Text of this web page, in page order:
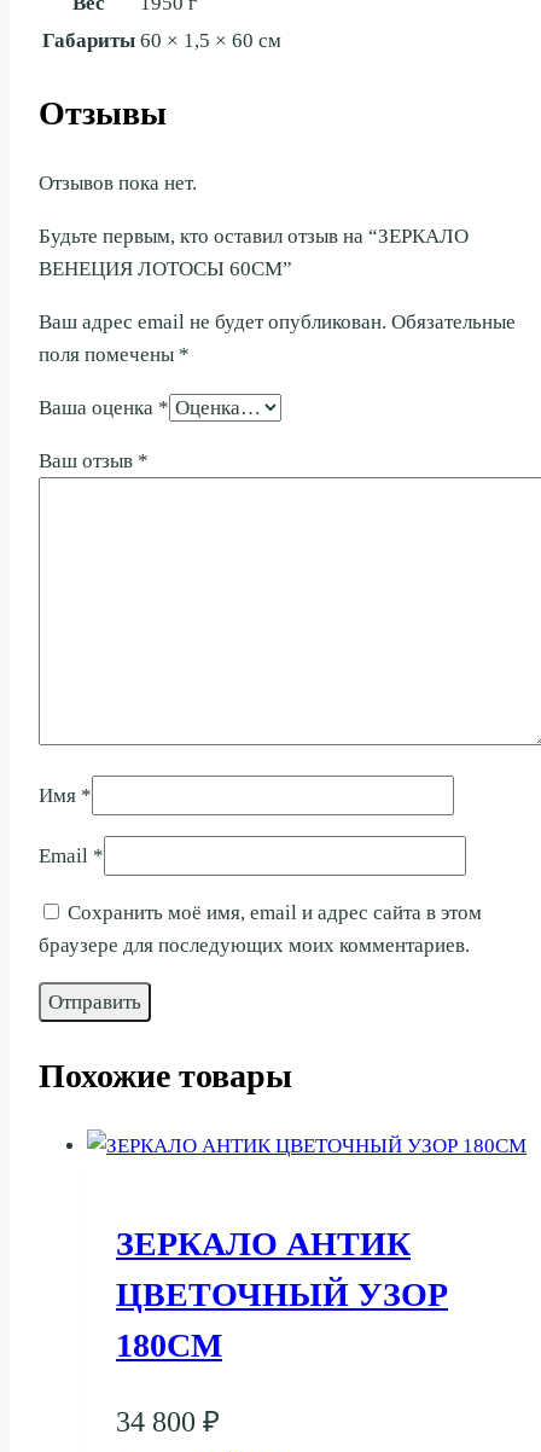
Габариты 60 × 1,5 × 60 см
Отзывы
Отзывов пока нет.
Будьте первым, кто оставил отзыв на “ЗЕРКАЛО
ВЕНЕЦИЯ ЛОТОСЫ 60СМ”
Ваш адрес email не будет опубликован. Обязательные
поля помечены *
Ваша оценка *
Ваш отзыв *
Имя *
Email *
Сохранить моё имя, email и адрес сайта в этом
браузере для последующих моих комментариев.
Похожие товары
ЗЕРКАЛО АНТИК
ЦВЕТОЧНЫЙ УЗОР
180СМ
34 800 ₽